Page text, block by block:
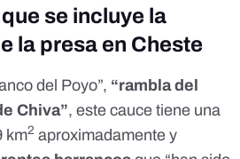
se incluye la
la presa en Cheste
del Poyo”, “rambla del
Chiva”, este cauce tiene una
km2 aproximadamente y